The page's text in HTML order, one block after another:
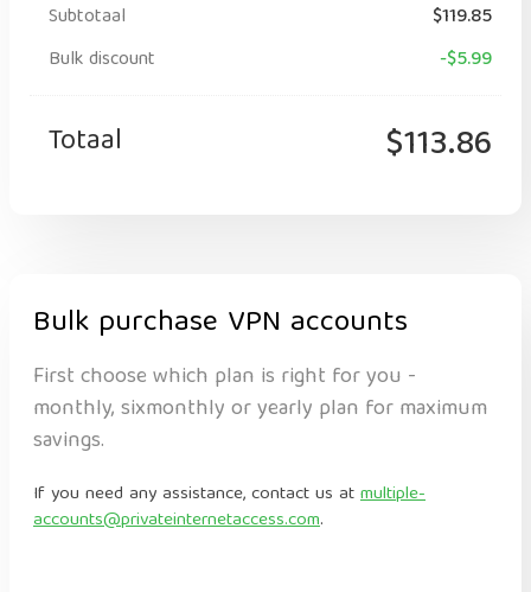
Subtotaal
$119.85
Bulk discount
-$5.99
Totaal $113.86
Bulk purchase VPN accounts
First choose which plan is right for you -
monthly, sixmonthly or yearly plan for maximum
savings.
If you need any assistance, contact us atmultiple-
accounts@privateinternetaccess.com.